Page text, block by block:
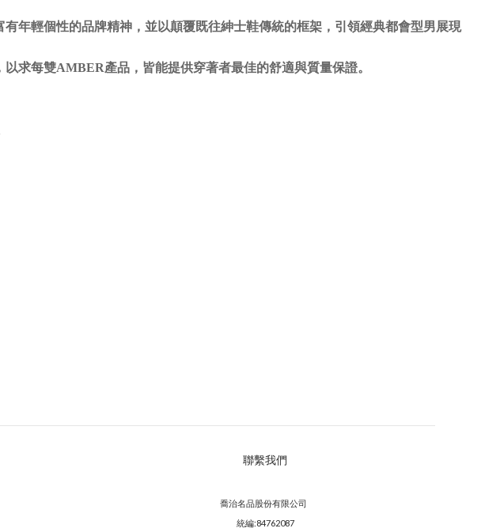
年輕個性的品牌精神，並以顛覆既往紳士鞋傳統的框架，引領經典都會型男展現
求每雙AMBER產品，皆能提供穿著者最佳的舒適與質量保證。
聯繫我們
喬治名品股份有限公司
統編:84762087